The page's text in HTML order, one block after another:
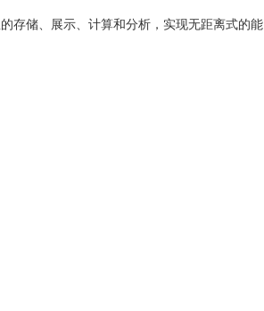
存储、展示、计算和分析，实现无距离式的能